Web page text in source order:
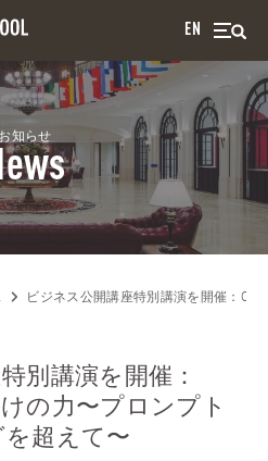
EN
お知らせ
ビジネス公開講座特別講演を開催：
別講演を開催：
の力〜プロンプト
超えて〜